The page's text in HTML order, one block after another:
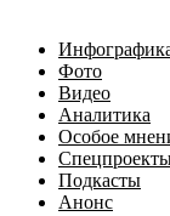
Фото
Видео
Аналитика
Особое
Подкасты
Анонс